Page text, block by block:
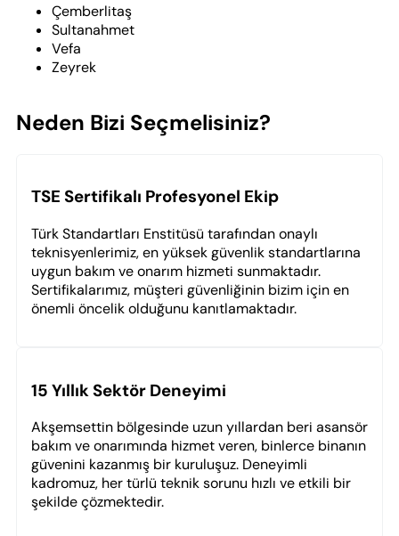
Çemberlitaş
Sultanahmet
Vefa
Zeyrek
Neden Bizi Seçmelisiniz?
TSE Sertifikalı Profesyonel Ekip
Türk Standartları Enstitüsü tarafından onaylı
teknisyenlerimiz, en yüksek güvenlik standartlarına
uygun bakım ve onarım hizmeti sunmaktadır.
Sertifikalarımız, müşteri güvenliğinin bizim için en
önemli öncelik olduğunu kanıtlamaktadır.
15 Yıllık Sektör Deneyimi
Akşemsettin bölgesinde uzun yıllardan beri asansör
bakım ve onarımında hizmet veren, binlerce binanın
güvenini kazanmış bir kuruluşuz. Deneyimli
kadromuz, her türlü teknik sorunu hızlı ve etkili bir
şekilde çözmektedir.